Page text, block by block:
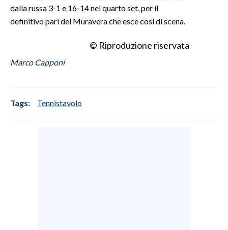
dalla russa 3-1 e 16-14 nel quarto set, per il
definitivo pari del Muravera che esce così di scena.
© Riproduzione riservata
Marco Capponi
Tags: Tennistavolo